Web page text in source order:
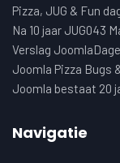
Pizza, JUG & Fun
Na 10 jaar JUG043
Verslag
Joomla Pizza Bugs
Joomla bestaat 20
Navigatie